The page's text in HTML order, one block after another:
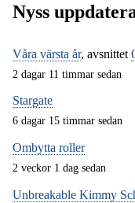
Nyss
Våra värsta år, avsnittet
2 dagar 11 timmar sedan
Stargate
6 dagar 15 timmar sedan
Ombytta roller
2 veckor 1 dag sedan
Unbreakable Kimmy